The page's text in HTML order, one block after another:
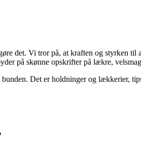
det. Vi tror på, at kraften og styrken
på skønne opskrifter på lækre,
Det er holdninger og lækkerier,